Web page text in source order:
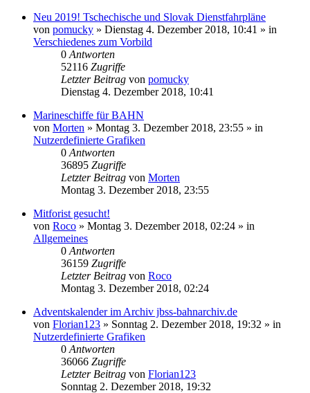
Neu 2019! Tschechische und Slovak Dienstfahrpläne
von pomucky » Dienstag 4. Dezember 2018, 10:41 » in
Verschiedenes zum Vorbild
0 Antworten
52116 Zugriffe
Letzter Beitrag von pomucky
Dienstag 4. Dezember 2018, 10:41
Marineschiffe für BAHN
von Morten » Montag 3. Dezember 2018, 23:55 » in
Nutzerdefinierte Grafiken
0 Antworten
36895 Zugriffe
Letzter Beitrag von Morten
Montag 3. Dezember 2018, 23:55
Mitforist gesucht!
von Roco » Montag 3. Dezember 2018, 02:24 » in
Allgemeines
0 Antworten
36159 Zugriffe
Letzter Beitrag von Roco
Montag 3. Dezember 2018, 02:24
Adventskalender im Archiv jbss-bahnarchiv.de
von Florian123 » Sonntag 2. Dezember 2018, 19:32 » in
Nutzerdefinierte Grafiken
0 Antworten
36066 Zugriffe
Letzter Beitrag von Florian123
Sonntag 2. Dezember 2018, 19:32